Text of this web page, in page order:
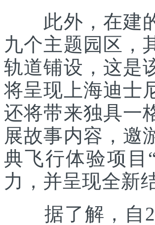
此外，在建的
九个主题园区，
轨道铺设，这是
将呈现上海迪士
还将带来独具一
展故事内容，邀
典飞行体验项目
力，并呈现全新
据了解，自